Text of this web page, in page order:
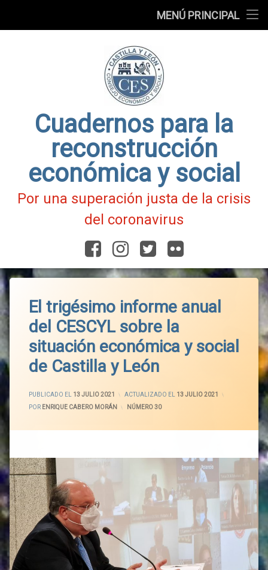
MENÚ PRINCIPAL
Cuadernos para la
reconstrucción
económica y social
Por una superación justa de la crisis
del coronavirus
FacebookInstagram
TwitterFlickr
El trigésimo informe anual
del CESCYL sobre la
situación económica y social
de Castilla y León
PUBLICADO EL 13 JULIO 2021 ACTUALIZADO EL 13 JULIO 2021
POR ENRIQUE CABERO MORÁN CATEGORÍAS:
NÚMERO 30